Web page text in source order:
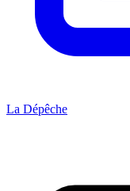
La Dépêche